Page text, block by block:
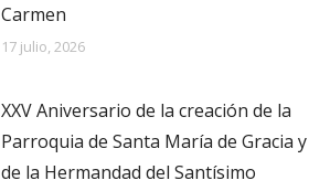
Carmen
17 julio, 2026
XXV Aniversario de la creación de la
Parroquia de Santa María de Gracia y
de la Hermandad del Santísimo